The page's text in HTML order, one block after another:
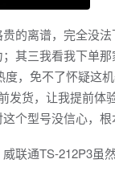
离谱，完全没法
其三我看我下单
，免不了怀疑这
发货，让我提前体
个型号没信心，根
通TS-212P3虽